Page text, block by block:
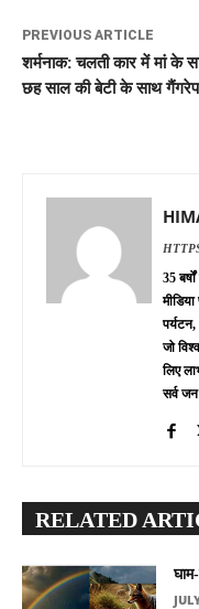
PREVIOUS ARTICLE
शर्मनाक: चलती कार में मां के
छह साल की बेटी के साथ गैंगरेप
35
जो
लिए
सर्व
RELATED